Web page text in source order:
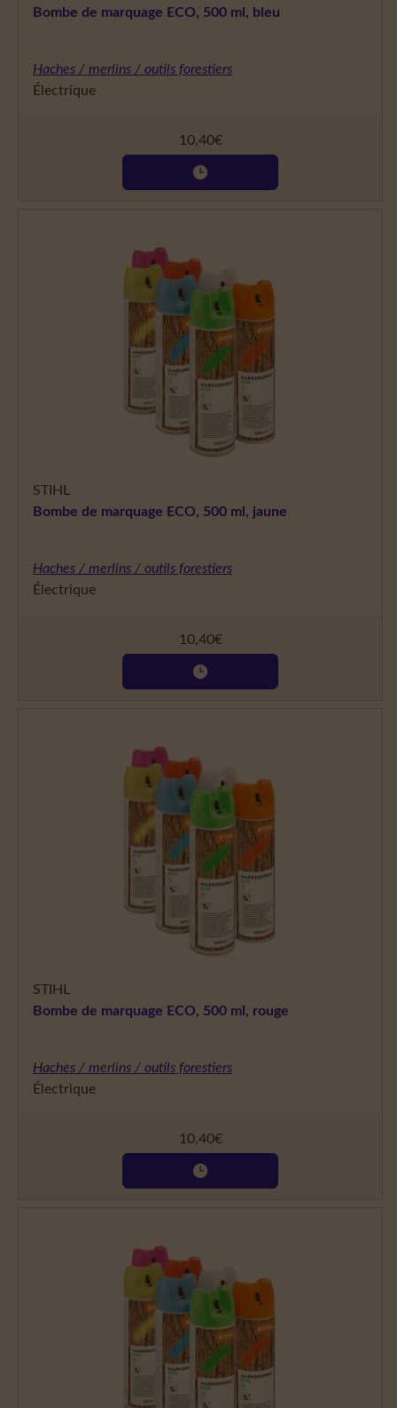
Bombe de marquage ECO, 500 ml, bleu
Haches / merlins / outils forestiers
Électrique
10,40€
STIHL
Bombe de marquage ECO, 500 ml, jaune
Haches / merlins / outils forestiers
Électrique
10,40€
STIHL
Bombe de marquage ECO, 500 ml, rouge
Haches / merlins / outils forestiers
Électrique
10,40€